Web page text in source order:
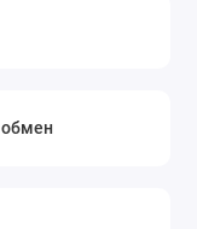
обмен